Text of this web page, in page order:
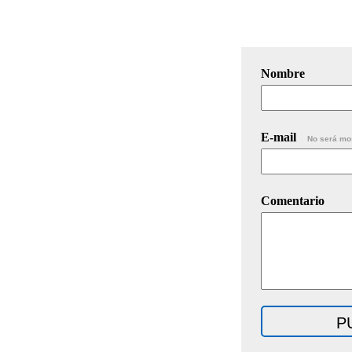
Nombre
E-mail No será
Comentario